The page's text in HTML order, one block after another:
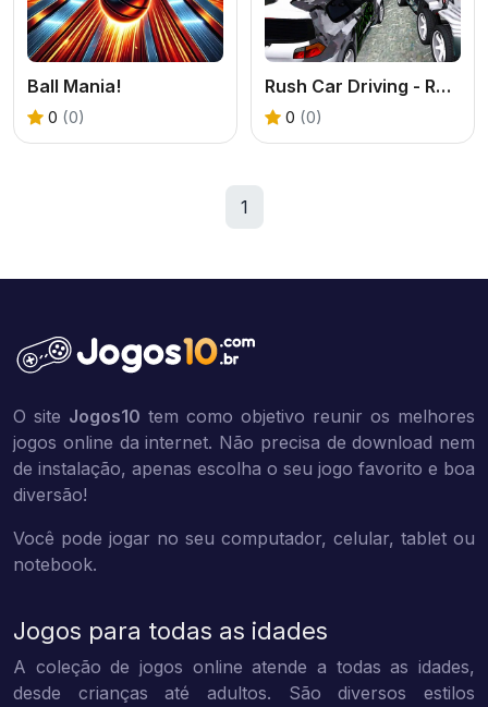
Ball Mania!
0 (0)
Rush Car Driving - Race Master
0 (0)
1
O site Jogos10 tem como objetivo reunir os melhores
jogos online da internet. Não precisa de download nem
de instalação, apenas escolha o seu jogo favorito e boa
diversão!
Você pode jogar no seu computador, celular, tablet ou
notebook.
Jogos para todas as idades
A coleção de jogos online atende a todas as idades,
desde crianças até adultos. São diversos estilos